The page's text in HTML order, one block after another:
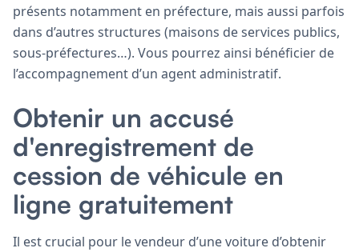
présents notamment en préfecture, mais aussi parfois
dans d’autres structures (maisons de services publics,
sous-préfectures…). Vous pourrez ainsi bénéficier de
l’accompagnement d’un agent administratif.
Obtenir un accusé
d'enregistrement de
cession de véhicule en
ligne gratuitement
Il est crucial pour le vendeur d’une voiture d’obtenir